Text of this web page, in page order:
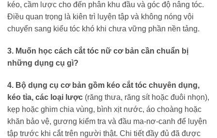
kéo, cầm lược cho đến phân khu đầu và góc độ nâng tóc.
Điều quan trọng là kiên trì luyện tập và không nóng vội
chuyển sang kiểu tóc khó khi chưa vững phần nền tảng.
3. Muốn học cách cắt tóc nữ cơ bản cần chuẩn bị
những dụng cụ gì?
4. Bộ dụng cụ cơ bản gồm kéo cắt tóc chuyên dụng,
kéo tỉa, các loại lược (răng thưa, răng sít hoặc đuôi nhọn),
kẹp hoặc ghim chia vùng, bình xịt nước, áo choàng hoặc
khăn bảo vệ, gương kiểm tra và đầu ma-nơ-canh để luyện
tập trước khi cắt trên người thật. Chi tiết đầy đủ đã được